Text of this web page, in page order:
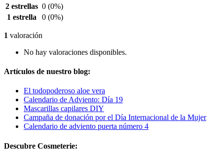
2 estrellas 0 (0%)
1 estrella
0 (0%)
1 valoración
No hay valoraciones disponibles.
Artículos de nuestro blog:
El todopoderoso aloe vera
Calendario de Adviento: Día 19
Mascarillas capilares DIY
Campaña de donación por el Día Internacional de la Mujer
Calendario de adviento puerta número 4
Descubre Cosmeterie: